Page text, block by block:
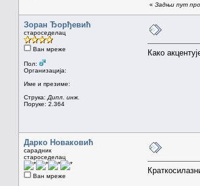
« Задњи пут
Зоран Ђорђевић
староседелац
Ван мреже
Пол:
Организација:
Име и презиме:
Струка: Дипл. инж.
Поруке: 2.364
Како
Дарко Новаковић
сарадник
староседелац
Ван мреже